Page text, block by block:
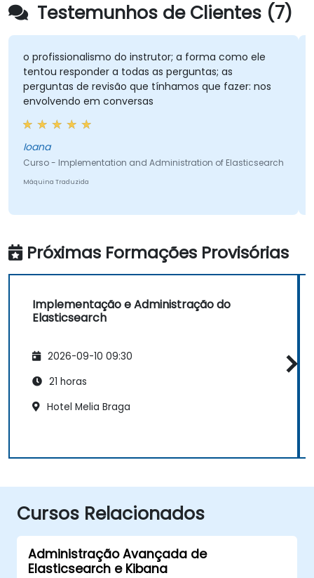
Testemunhos de Clientes (7)
o profissionalismo do instrutor; a forma como ele
tentou responder a todas as perguntas; as
perguntas de revisão que tínhamos que fazer: nos
envolvendo em conversas
Ioana
Curso - Implementation and Administration of Elasticsearch
Máquina Traduzida
Próximas Formações Provisórias
Implementação e Administração do
Elasticsearch
2026-09-10 09:30
21 horas
Hotel Melia Braga
Cursos Relacionados
Administração Avançada de
Elasticsearch e Kibana